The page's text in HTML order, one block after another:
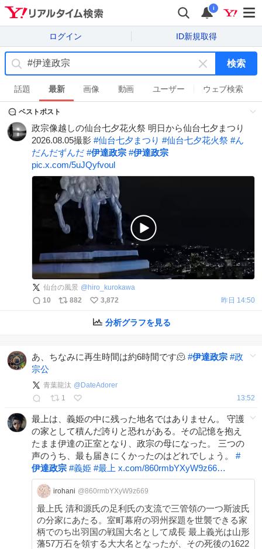
i
ログイン ID新規取得
キ
ー
ワ
ド
を
検索
話題 最新 画像 動画 ユーザー ウェブ検索
ベストポスト
政宗像越しの仙台七夕花火祭 明日から仙台七夕まつり
2026.08.05撮影 #仙台七夕まつり #仙台七夕花火祭 #ん
だんだずんだ #伊達政宗 #伊達政宗
pic.x.com/5uJQyfvoul
仙台の風景 @ hiro_kurokawa
10
882 3,872 昨日 14:50
分析グラフを見る
あ、ちなみに再生時間は約6時間です🫠 #伊達政宗 #政
宗公
青葉龍汰 @ DateAdorer
1
13:52
最上は、義姫の中に残った地名ではありません。 守護
の家として積んだ誇りと恐れがある。その記憶を抱え
たまま伊達の正室となり、政宗の母になった。 三つの
声のうち、最も届きにくかったのはどれでしょう。 #
伊達政宗 #義姫 #最上 x.com/860rmbYXyW9z66…
irohani @860rmbYXyW9z669
最上氏 清和源氏の足利氏の支流で三管領の一つ斯波氏
の分家にあたる。室町幕府の羽州探題を世襲できる家
柄でのち出羽国の戦国大名として成長 最上義光は山形
藩57万石を領する大大名となったが、その死後の1622